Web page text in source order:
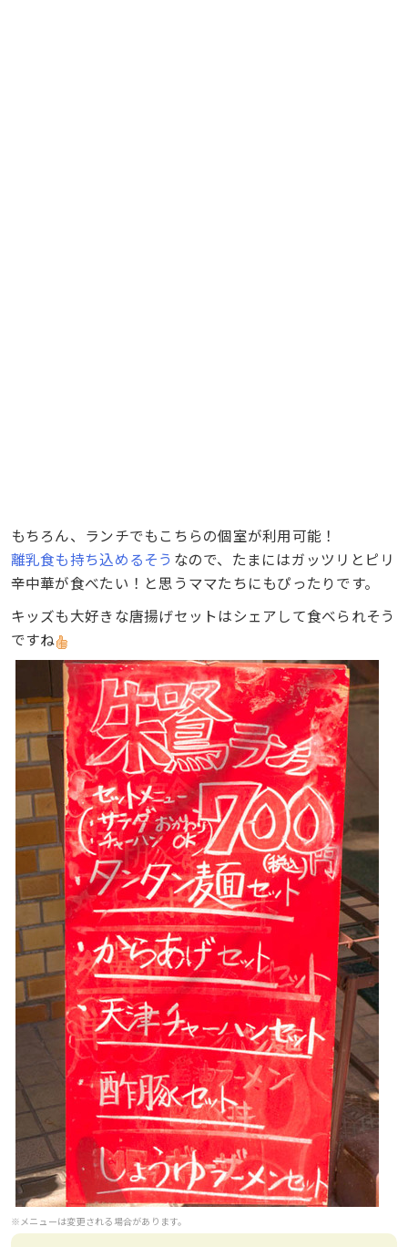
もちろん、ランチでもこちらの個室が利用可能！
離乳食も持ち込めるそう なので、たまにはガッツリとピリ
辛中華が食べたい！と思うママたちにもぴったりです。
キッズも大好きな唐揚げセットはシェアして食べられそう
ですね
※メニューは変更される場合があります。